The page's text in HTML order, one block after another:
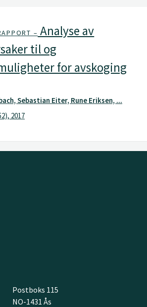
– Analyse av
til og
for avskoging
Sebastian Eiter, Rune Eriksen, ...
2017
Postboks 115
NO-1431 Ås